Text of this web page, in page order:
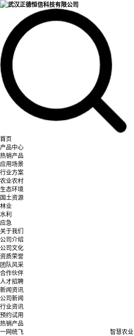
首页
产品中心
热销产品
应用场景
行业方案
农业农村
生态环境
国土资源
林业
水利
应急
关于我们
公司介绍
公司文化
资质荣誉
团队风采
合作伙伴
人才招聘
新闻资讯
公司新闻
行业资讯
预约试用
热销产品
一网统飞
智慧农业